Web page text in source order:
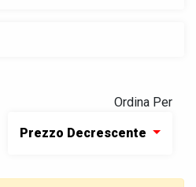
Ordina Per
Prezzo Decrescente